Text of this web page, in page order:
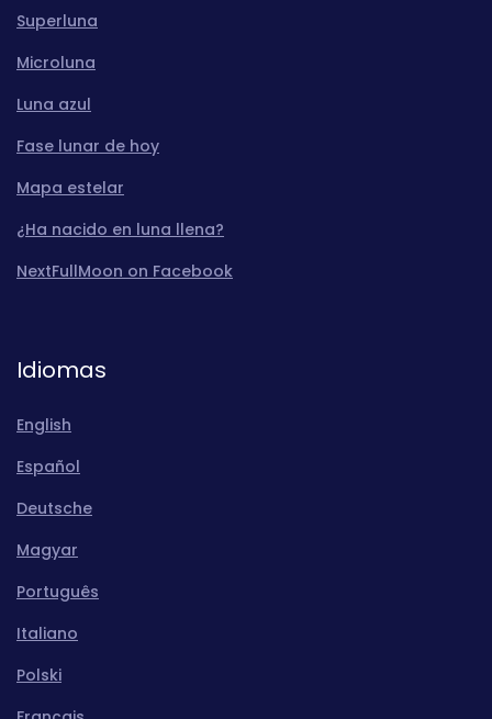
Superluna
Microluna
Luna azul
Fase lunar de hoy
Mapa estelar
¿Ha nacido en luna llena?
NextFullMoon on Facebook
Idiomas
English
Español
Deutsche
Magyar
Português
Italiano
Polski